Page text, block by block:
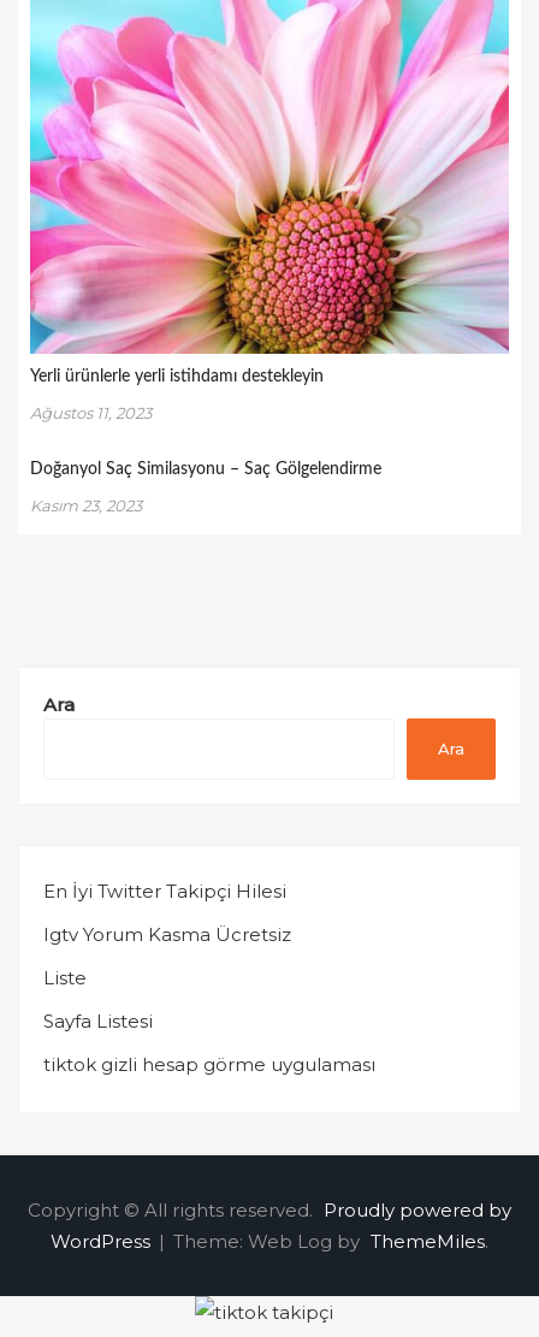
Yerli ürünlerle yerli istihdamı destekleyin
Ağustos 11, 2023
Doğanyol Saç Similasyonu – Saç Gölgelendirme
Kasım 23, 2023
Ara
Ara
En İyi Twitter Takipçi Hilesi
Igtv Yorum Kasma Ücretsiz
Liste
Sayfa Listesi
tiktok gizli hesap görme uygulaması
Copyright © All rights reserved. Proudly powered by
WordPress | Theme: Web Log by ThemeMiles.